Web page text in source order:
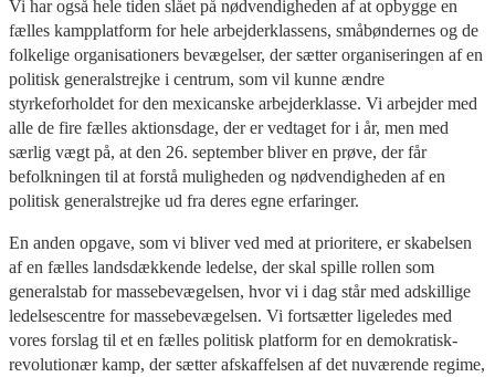
Vi har også hele tiden slået på nødvendigheden af at opbygge en
fælles kampplatform for hele arbejderklassens, småbøndernes og de
folkelige organisationers bevægelser, der sætter organiseringen af en
politisk generalstrejke i centrum, som vil kunne ændre
styrkeforholdet for den mexicanske arbejderklasse. Vi arbejder med
alle de fire fælles aktionsdage, der er vedtaget for i år, men med
særlig vægt på, at den 26. september bliver en prøve, der får
befolkningen til at forstå muligheden og nødvendigheden af en
politisk generalstrejke ud fra deres egne erfaringer.
En anden opgave, som vi bliver ved med at prioritere, er skabelsen
af en fælles landsdækkende ledelse, der skal spille rollen som
generalstab for massebevægelsen, hvor vi i dag står med adskillige
ledelsescentre for massebevægelsen. Vi fortsætter ligeledes med
vores forslag til et en fælles politisk platform for en demokratisk-
revolutionær kamp, der sætter afskaffelsen af det nuværende regime,